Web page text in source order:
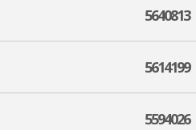
5640813
5614199
5594026